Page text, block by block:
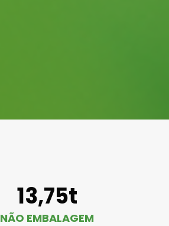
13,75t
NÃO EMBALAGEM